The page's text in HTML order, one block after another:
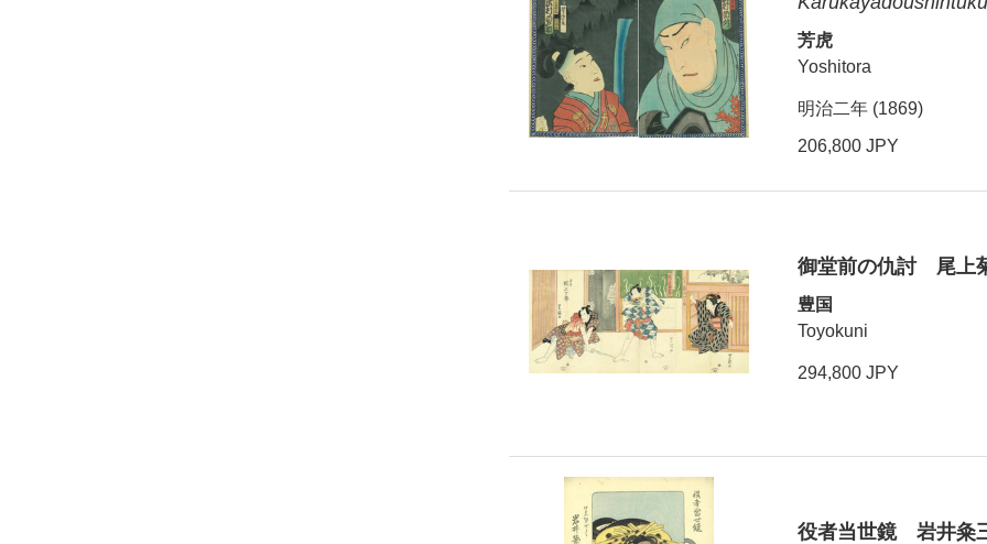
芳虎
Yoshitora
明治二年 (1869)
206,800 JPY
御堂前の仇討 尾上
豊国
Toyokuni
294,800 JPY
役者当世鏡 岩井粂